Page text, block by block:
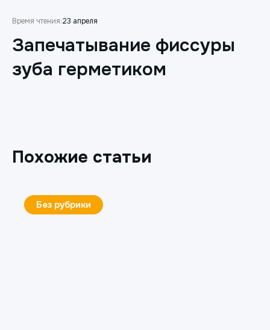
Время чтения:23 апреля
Запечатывание фиссуры
зуба герметиком
Похожие статьи
Без рубрики